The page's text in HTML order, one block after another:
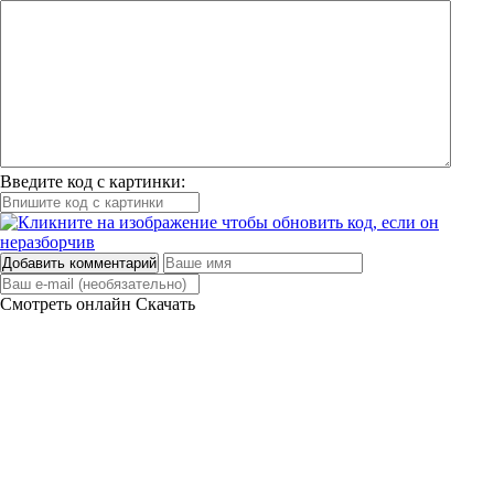
Введите код с картинки:
Добавить комментарий
Смотреть онлайн Скачать